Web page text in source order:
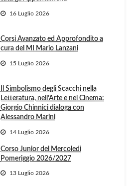
16 Luglio 2026
Corsi Avanzato ed Approfondito a
cura del MI Mario Lanzani
15 Luglio 2026
Il Simbolismo degli Scacchi nella
Letteratura, nell’Arte e nel Cinema:
Giorgio Chinnici dialoga con
Alessandro Marini
14 Luglio 2026
Corso Junior del Mercoledì
Pomeriggio 2026/2027
13 Luglio 2026